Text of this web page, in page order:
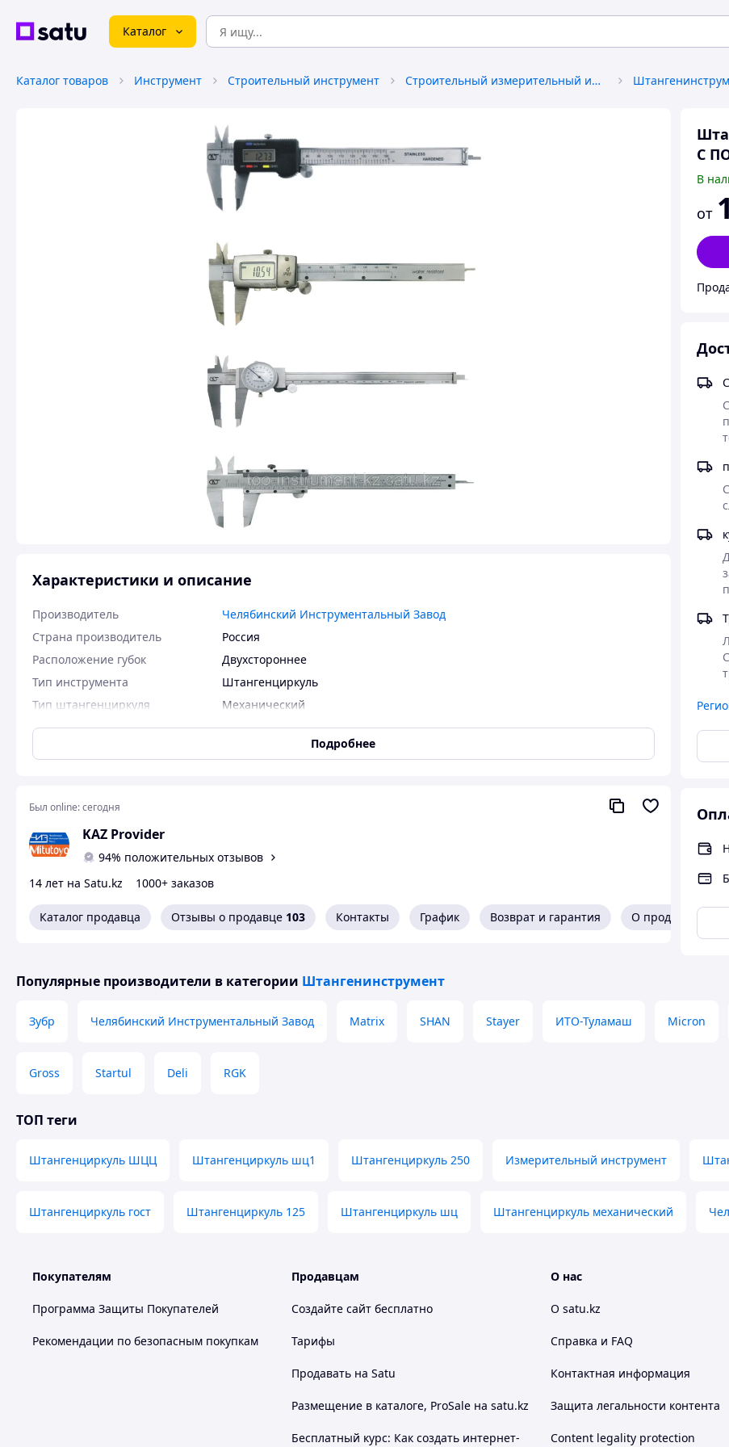
Каталог
Каталог товаров Инструмент Строительный инструмент Строительный измерительный инструмент
С
В
от
Характеристики и описание
Производитель
Челябинский Инструментальный Завод
Страна производитель
Россия
Расположение губок
Двухстороннее
Тип инструмента
Штангенциркуль
Тип штангенциркуля
Механический
Шкала измерений
Метрическая система (м, см, мм)
Похожие товары по характеристикам
Подробнее
Был online:сегодня
KAZ Provider
94% положительных отзывов
14 лет на Satu.kz
1000+ заказов
Каталог продавца Отзывы о продавце 103 Контакты График Возврат и гарантия О продавце
Популярные производители в категории Штангенинструмент
Зубр Челябинский Инструментальный Завод Matrix SHAN Stayer ИТО-Туламаш Micron
Gross Startul Deli RGK
ТОП теги
Штангенциркуль ШЦЦ Штангенциркуль шц1 Штангенциркуль 250 Измерительный инструмент
Штангенциркуль гост Штангенциркуль 125 Штангенциркуль шц Штангенциркуль механический
Покупателям
Программа Защиты Покупателей
Рекомендации по безопасным покупкам
Продавцам
Создайте сайт бесплатно
Тарифы
Продавать на Satu
Размещение в каталоге, ProSale на satu.kz
Бесплатный курс: Как создать интернет-
О нас
О satu.kz
Справка и FAQ
Контактная информация
Защита легальности контента
Content legality protection